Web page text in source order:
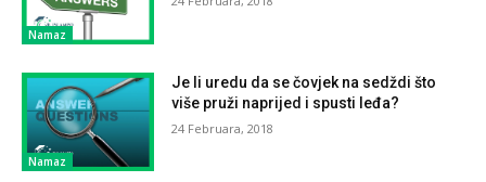
Namaz
Namaz
Je li uredu da se čovjek na sedždi što
više pruži naprijed i spusti leđa?
24 Februara, 2018